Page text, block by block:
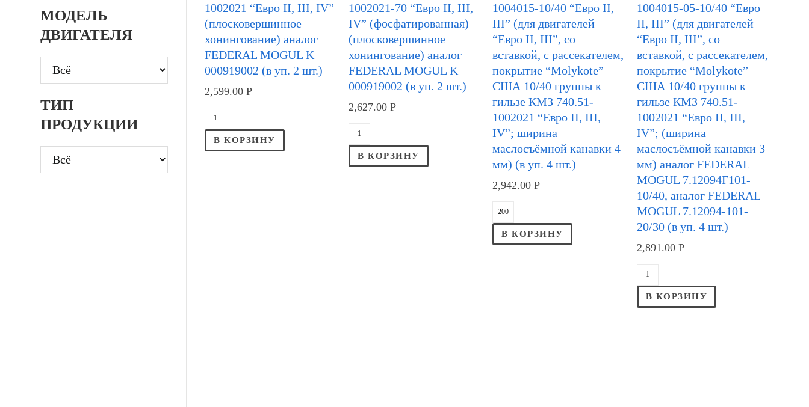
МОДЕЛЬ
ДВИГАТЕЛЯ
ТИП
ПРОДУКЦИИ
1002021 “Евро II, III, IV”
(плосковершинное
хонингование) аналог
FEDERAL MOGUL K
000919002 (в уп. 2 шт.)
2,599.00Р
В КОРЗИНУ
1002021-70 “Евро II, III,
IV” (фосфатированная)
(плосковершинное
хонингование) аналог
FEDERAL MOGUL K
000919002 (в уп. 2 шт.)
2,627.00Р
В КОРЗИНУ
1004015-10/40 “Евро II,
III” (для двигателей
“Eвро II, III”, со
вставкой, с рассекателем,
покрытие “Molykote”
США 10/40 группы к
гильзе КМЗ 740.51-
1002021 “Евро II, III,
IV”; ширина
маслосъёмной канавки 4
мм) (в уп. 4 шт.)
2,942.00Р
В КОРЗИНУ
1004015-05-10/40 “Евро
II, III” (для двигателей
“Евро II, III”, со
вставкой, с рассекателем,
покрытие “Molykote”
США 10/40 группы к
гильзе КМЗ 740.51-
1002021 “Евро II, III,
IV”; (ширина
маслосъёмной канавки 3
мм) аналог FEDERAL
MOGUL 7.12094F101-
10/40, аналог FEDERAL
MOGUL 7.12094-101-
20/30 (в уп. 4 шт.)
2,891.00 Р
В КОРЗИНУ